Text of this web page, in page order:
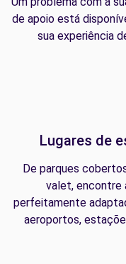
de apoio está
sua experiência
Lugares de
De parques
valet, encontre
perfeitamente
aeroportos,